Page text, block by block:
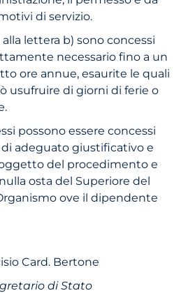
di servizio.
lettera b) sono concessi
necessario fino a un
ore annue, esaurite le quali
usufruire di giorni di ferie o
possono essere concessi
adeguato giustificativo e
del procedimento e
osta del Superiore del
ove il dipendente
Card. Bertone
di Stato